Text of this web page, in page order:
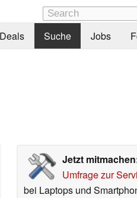
Deals Suche Jobs
Jetzt
Umfrage zur
bei Laptops und